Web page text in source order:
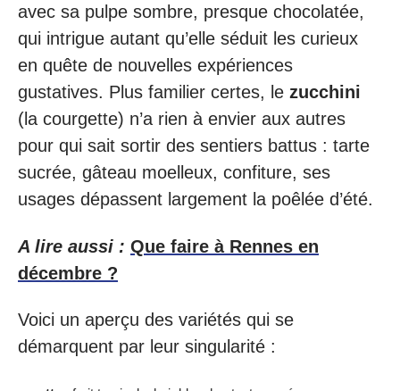
avec sa pulpe sombre, presque chocolatée,
qui intrigue autant qu’elle séduit les curieux
en quête de nouvelles expériences
gustatives. Plus familier certes, le zucchini
(la courgette) n’a rien à envier aux autres
pour qui sait sortir des sentiers battus : tarte
sucrée, gâteau moelleux, confiture, ses
usages dépassent largement la poêlée d’été.
A lire aussi : Que faire à Rennes en
décembre ?
Voici un aperçu des variétés qui se
démarquent par leur singularité :